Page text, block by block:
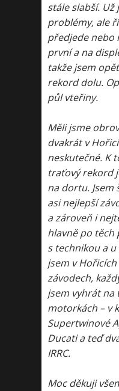
stále slabší. Už
problémy, ale
předjede nebo
první a na
takže jsem
rekord dolu.
půl vteřiny.
Měli jsme
dvakrát v
neskutečné. K
traťový rekord
na dortu. Jsem
asi nejlepší
a zároveň i
hlavně po těch
s technikou a
jsem v
závodech,
jsem vyhrát na
motorkách – v
Supertwinové
Ducati a teď
IRRC.
Moc děkuji